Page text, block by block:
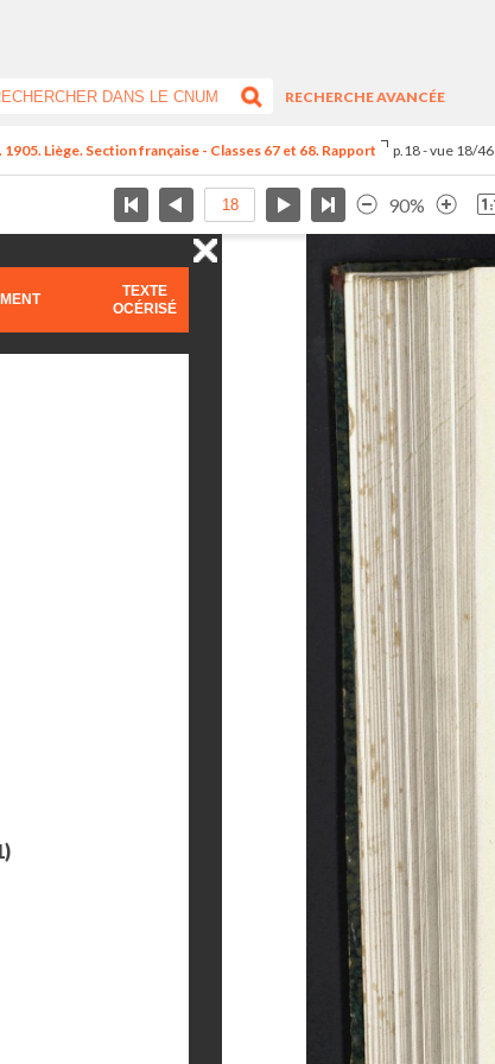
RECHERCHE AVANCÉE
Liège. Section française - Classes 67 et 68. Rapport p.18 - vue 18/46
90%
TEXTE
OCÉRISÉ